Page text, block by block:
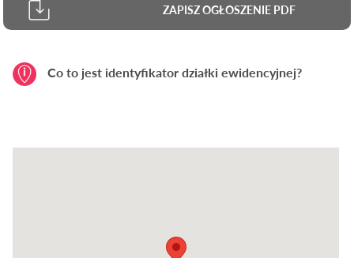
Co to jest identyfikator działki ewidencyjnej?
ZAPISZ OGŁOSZENIE PDF